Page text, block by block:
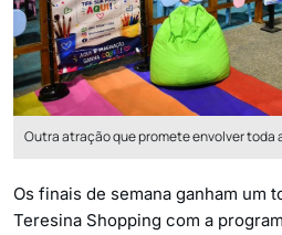
Outra atração que promete envolver toda
Os finais de semana ganham um
Teresina Shopping com a